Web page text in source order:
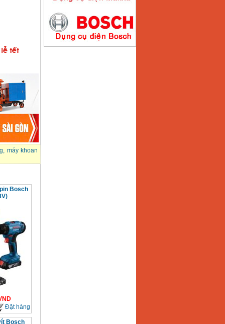
, máy khoan
Bosch
Đặt hàng
Bosch
Máy hàn que điện tử
Hồng ký HK200E
:4100000VND